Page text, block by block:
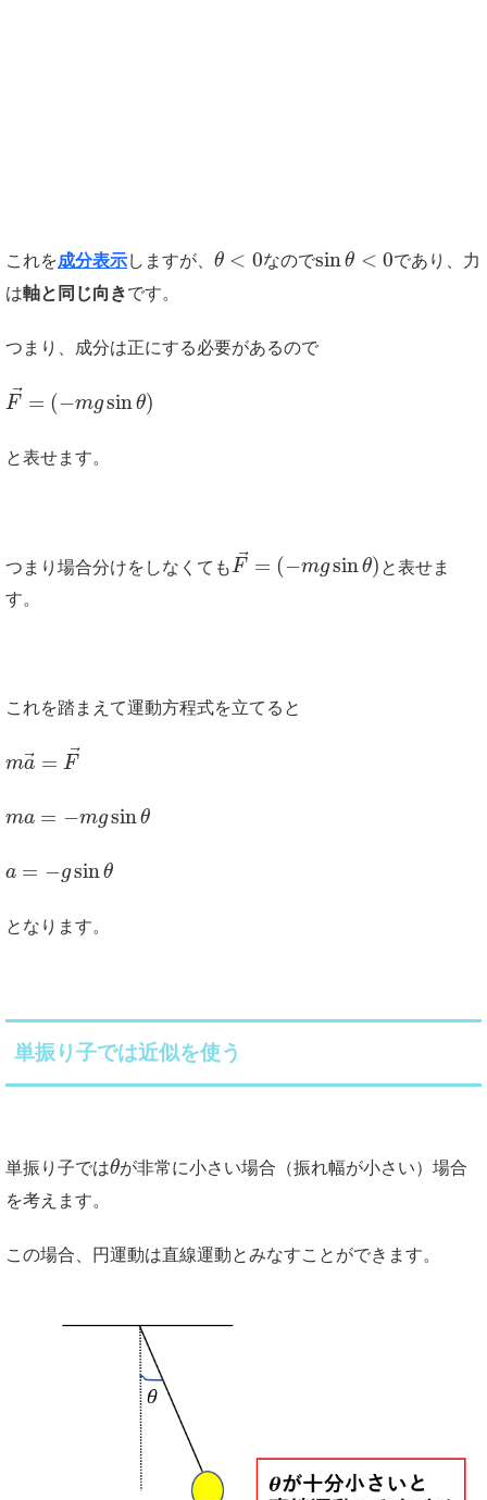
これを成分表示しますが、 θ < 0なのでsinθ < 0であり、力
は軸と同じ向きです。
つまり、成分は正にする必要があるので
F ⃗ = (−mgsinθ)
と表せます。
つまり場合分けをしなくてもF ⃗ = (−mgsinθ) と表せま
す。
これを踏まえて運動方程式を立てると
ma = F⃗
ma = −mgsinθ
a = −gsinθ
となります。
単振り子では近似を使う
単振り子ではθが非常に小さい場合（振れ幅が小さい）場合
を考えます。
この場合、円運動は直線運動とみなすことができます。